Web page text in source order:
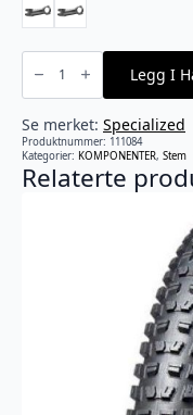
Specialized
COMP
MULTI
BLK/CHAR
31.8
12D
antall
Legg I
Se merket: Specialized
Produktnummer: 111084
Kategorier: KOMPONENTER, Stem
Relaterte